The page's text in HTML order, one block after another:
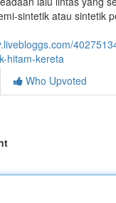
sintetik atau sintetik
hitam-kereta
Who Upvoted